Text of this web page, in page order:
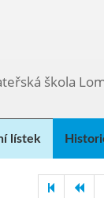
škola
lístek